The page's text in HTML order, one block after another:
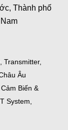
Thành phố
Transmitter,
Âu
Biến &
System,